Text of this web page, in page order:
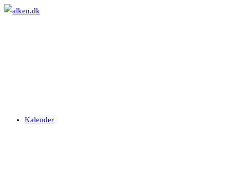
Skip
Kalender